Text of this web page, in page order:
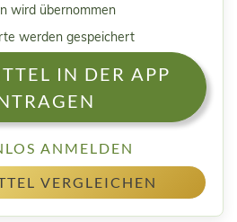
wird übernommen
werden gespeichert
IN DER APP
ANMELDEN
VERGLEICHEN